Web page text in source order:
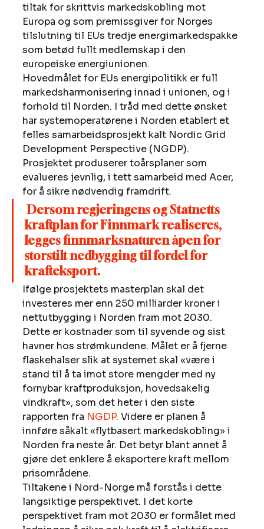
tiltak for skrittvis markedskobling mot
Europa og som premissgiver for Norges
tilslutning til EUs tredje energimarkedspakke
som betød fullt medlemskap i den
europeiske energiunionen.
Hovedmålet for EUs energipolitikk er full
markedsharmonisering innad i unionen, og i
forhold til Norden. I tråd med dette ønsket
har systemoperatørene i Norden etablert et
felles samarbeidsprosjekt kalt Nordic Grid
Development Perspective (NGDP).
Prosjektet produserer toårsplaner som
evalueres jevnlig, i tett samarbeid med Acer,
for å sikre nødvendig framdrift.
Dersom regjeringens og Statnetts
kraftplan for Finnmark realiseres,
legges finnmarksnaturen åpen for
storstilt nedbygging til fordel for
krafteksport.
Ifølge prosjektets masterplan skal det
investeres mer enn 250 milliarder kroner i
nettutbygging i Norden fram mot 2030.
Dette er kostnader som til syvende og sist
havner hos strømkundene. Målet er å fjerne
flaskehalser slik at systemet skal «være i
stand til å ta imot store mengder med ny
fornybar kraftproduksjon, hovedsakelig
vindkraft», som det heter i den siste
rapporten fra NGDP. Videre er planen å
innføre såkalt «flytbasert markedskobling» i
Norden fra neste år. Det betyr blant annet å
gjøre det enklere å eksportere kraft mellom
prisområdene.
Tiltakene i Nord-Norge må forstås i dette
langsiktige perspektivet. I det korte
perspektivet fram mot 2030 er formålet med